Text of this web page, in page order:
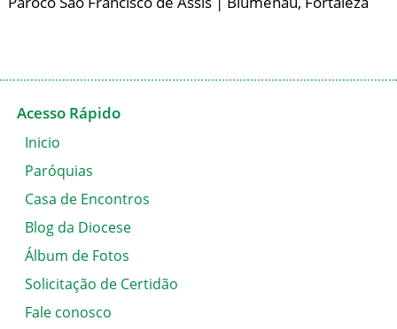
Acesso Rápido
Inicio
Paróquias
Casa de Encontros
Blog da Diocese
Álbum de Fotos
Solicitação de Certidão
Fale conosco